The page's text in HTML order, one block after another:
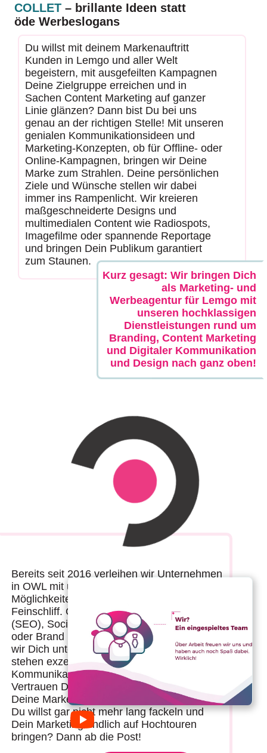
Du willst mit deinem Markenauftritt
Kunden in Lemgo und aller Welt
begeistern, mit ausgefeilten Kampagnen
Deine Zielgruppe erreichen und in
Sachen Content Marketing auf ganzer
Linie glänzen? Dann bist Du bei uns
genau an der richtigen Stelle! Mit unseren
genialen Kommunikationsideen und
Marketing-Konzepten, ob für Offline- oder
Online-Kampagnen, bringen wir Deine
Marke zum Strahlen. Deine persönlichen
Ziele und Wünsche stellen wir dabei
immer ins Rampenlicht. Wir kreieren
maßgeschneiderte Designs und
multimedialen Content wie Radiospots,
Imagefilme oder spannende Reportage
und bringen Dein Publikum garantiert
zum Staunen.
Kurz gesagt: Wir bringen Dich
als Marketing- und
Werbeagentur für Lemgo mit
unseren hochklassigen
Dienstleistungen rund um
Branding, Content Marketing
und Digitaler Kommunikation
und Design nach ganz oben!
COLLET – brillante Ideen statt
öde Werbeslogans
Bereits seit 2016 verleihen wir Unternehmen
in OWL mit unseren breitaufgestellten
Möglichkeiten den entscheidenden
Feinschliff. Ob Suchmaschinenoptimierung
(SEO), Social Media, Plakatkampagnen
oder Brand Management: Wo auch immer
wir Dich unterstützen dürfen, im Ergebniss
stehen exzellente
Kommunikationskampagnen, die das
Vertrauen Deiner Zielgruppe steigern und
Deine Marke zum Erfolg führen!
Du willst gar nicht mehr lang fackeln und
Dein Marketing endlich auf Hochtouren
bringen? Dann ab die Post!